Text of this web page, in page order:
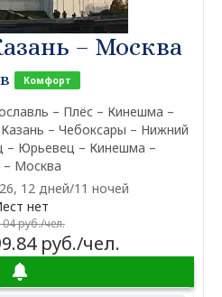
– Москва
Комфорт
– Плёс – Кинешма –
– Чебоксары – Нижний
– Юрьевец – Кинешма –
Москва
12 дней/11 ночей
нет
руб./чел.
руб./чел.